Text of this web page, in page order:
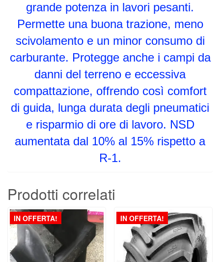
grande potenza in lavori pesanti.
Permette una buona trazione, meno
scivolamento e un minor consumo di
carburante. Protegge anche i campi da
danni del terreno e eccessiva
compattazione, offrendo così comfort
di guida, lunga durata degli pneumatici
e risparmio di ore di lavoro. NSD
aumentata dal 10% al 15% rispetto a
R-1.
Prodotti correlati
IN OFFERTA! IN OFFERTA!